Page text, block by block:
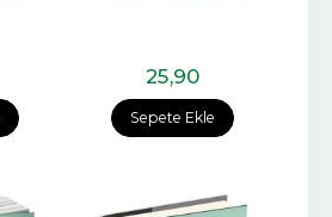
Sepete Ekle
25,90